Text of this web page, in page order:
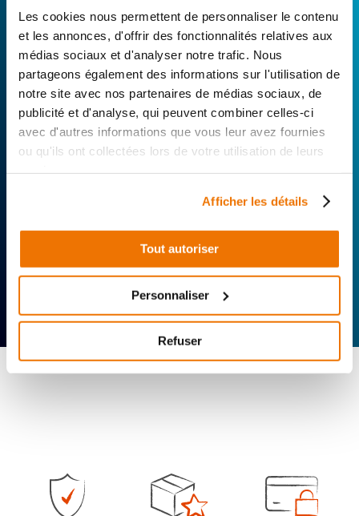
Les cookies nous permettent de personnaliser le contenu
et les annonces, d'offrir des fonctionnalités relatives aux
médias sociaux et d'analyser notre trafic. Nous
partageons également des informations sur l'utilisation de
notre site avec nos partenaires de médias sociaux, de
publicité et d'analyse, qui peuvent combiner celles-ci
avec d'autres informations que vous leur avez fournies
ou qu'ils ont collectées lors de votre utilisation de leurs
Afficher les détails
Tout autoriser
Personnaliser
Refuser
Avec Surplus Motos, bénéficiez de l’expertise
technique de notre réseau de Réparateurs-
Distributeurs. De l’achat de
pièces scooters
d’occasion garanties à la révision complète de
votre 2 roues, trouvez le garage le plus proche de
chez vous.
technique
Réactivité
Offerte